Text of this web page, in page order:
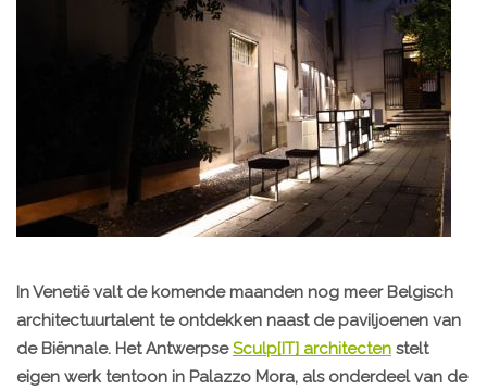
In Venetië valt de komende maanden nog meer Belgisch
architectuurtalent te ontdekken naast de paviljoenen van
de Biënnale. Het AntwerpseSculp[IT] architecten stelt
eigen werk tentoon in Palazzo Mora, als onderdeel van de